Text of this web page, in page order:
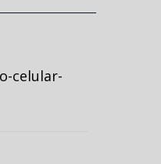
celular-